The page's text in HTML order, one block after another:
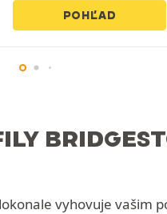
POHĽAD
vyhovuje vašim